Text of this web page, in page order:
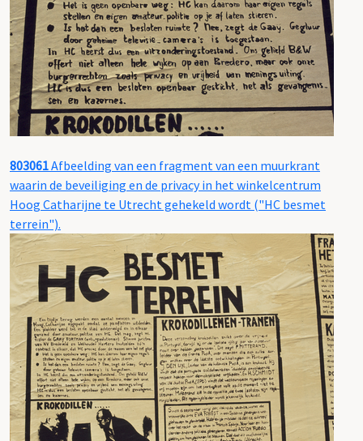
803061Afbeelding van een fragment van een muurkrant
waarin de beveiliging en de privacy in het winkelcentrum
Hoog Catharijne te Utrecht gehekeld wordt ("HC besmet
terrein").